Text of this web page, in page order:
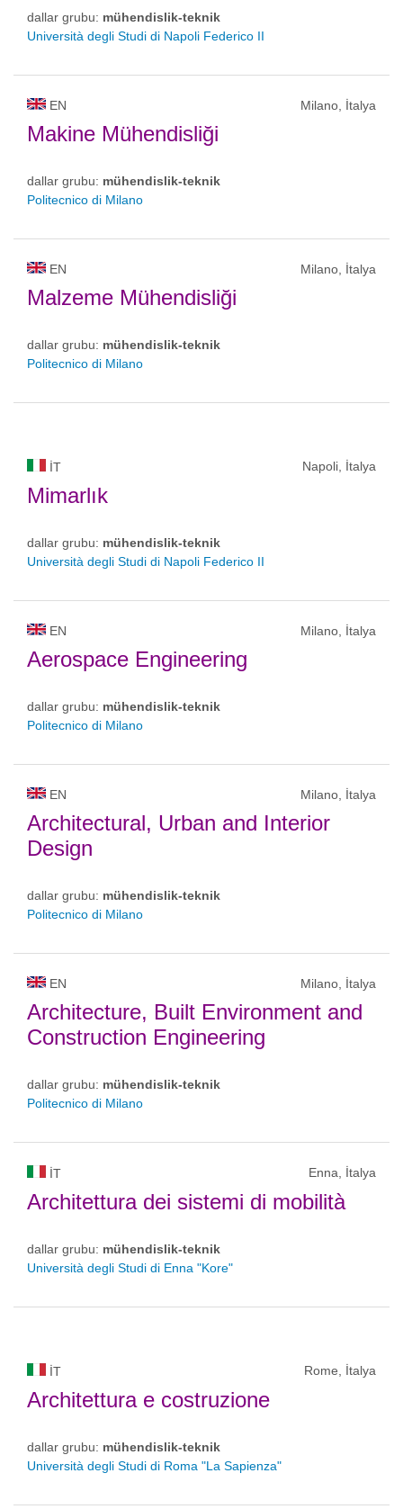
dallar grubu: mühendislik-teknik
Università degli Studi di Napoli Federico II
EN Milano, İtalya
Makine Mühendisliği
dallar grubu: mühendislik-teknik
Politecnico di Milano
EN Milano, İtalya
Malzeme Mühendisliği
dallar grubu: mühendislik-teknik
Politecnico di Milano
IT Napoli, İtalya
Mimarlık
dallar grubu: mühendislik-teknik
Università degli Studi di Napoli Federico II
EN Milano, İtalya
Aerospace Engineering
dallar grubu: mühendislik-teknik
Politecnico di Milano
EN Milano, İtalya
Architectural, Urban and Interior
Design
dallar grubu: mühendislik-teknik
Politecnico di Milano
EN Milano, İtalya
Architecture, Built Environment and
Construction Engineering
dallar grubu: mühendislik-teknik
Politecnico di Milano
IT Enna, İtalya
Architettura dei sistemi di mobilità
dallar grubu: mühendislik-teknik
Università degli Studi di Enna "Kore"
IT Rome, İtalya
Architettura e costruzione
dallar grubu: mühendislik-teknik
Università degli Studi di Roma "La Sapienza"